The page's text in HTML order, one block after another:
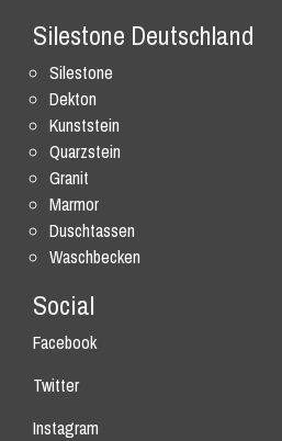
Silestone Deutschland
Silestone
Dekton
Kunststein
Quarzstein
Granit
Marmor
Duschtassen
Waschbecken
Social
Facebook
Twitter
Instagram